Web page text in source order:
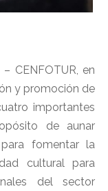
CENFOTUR, en
y promoción de
importantes
de aunar
fomentar la
cultural para
del sector